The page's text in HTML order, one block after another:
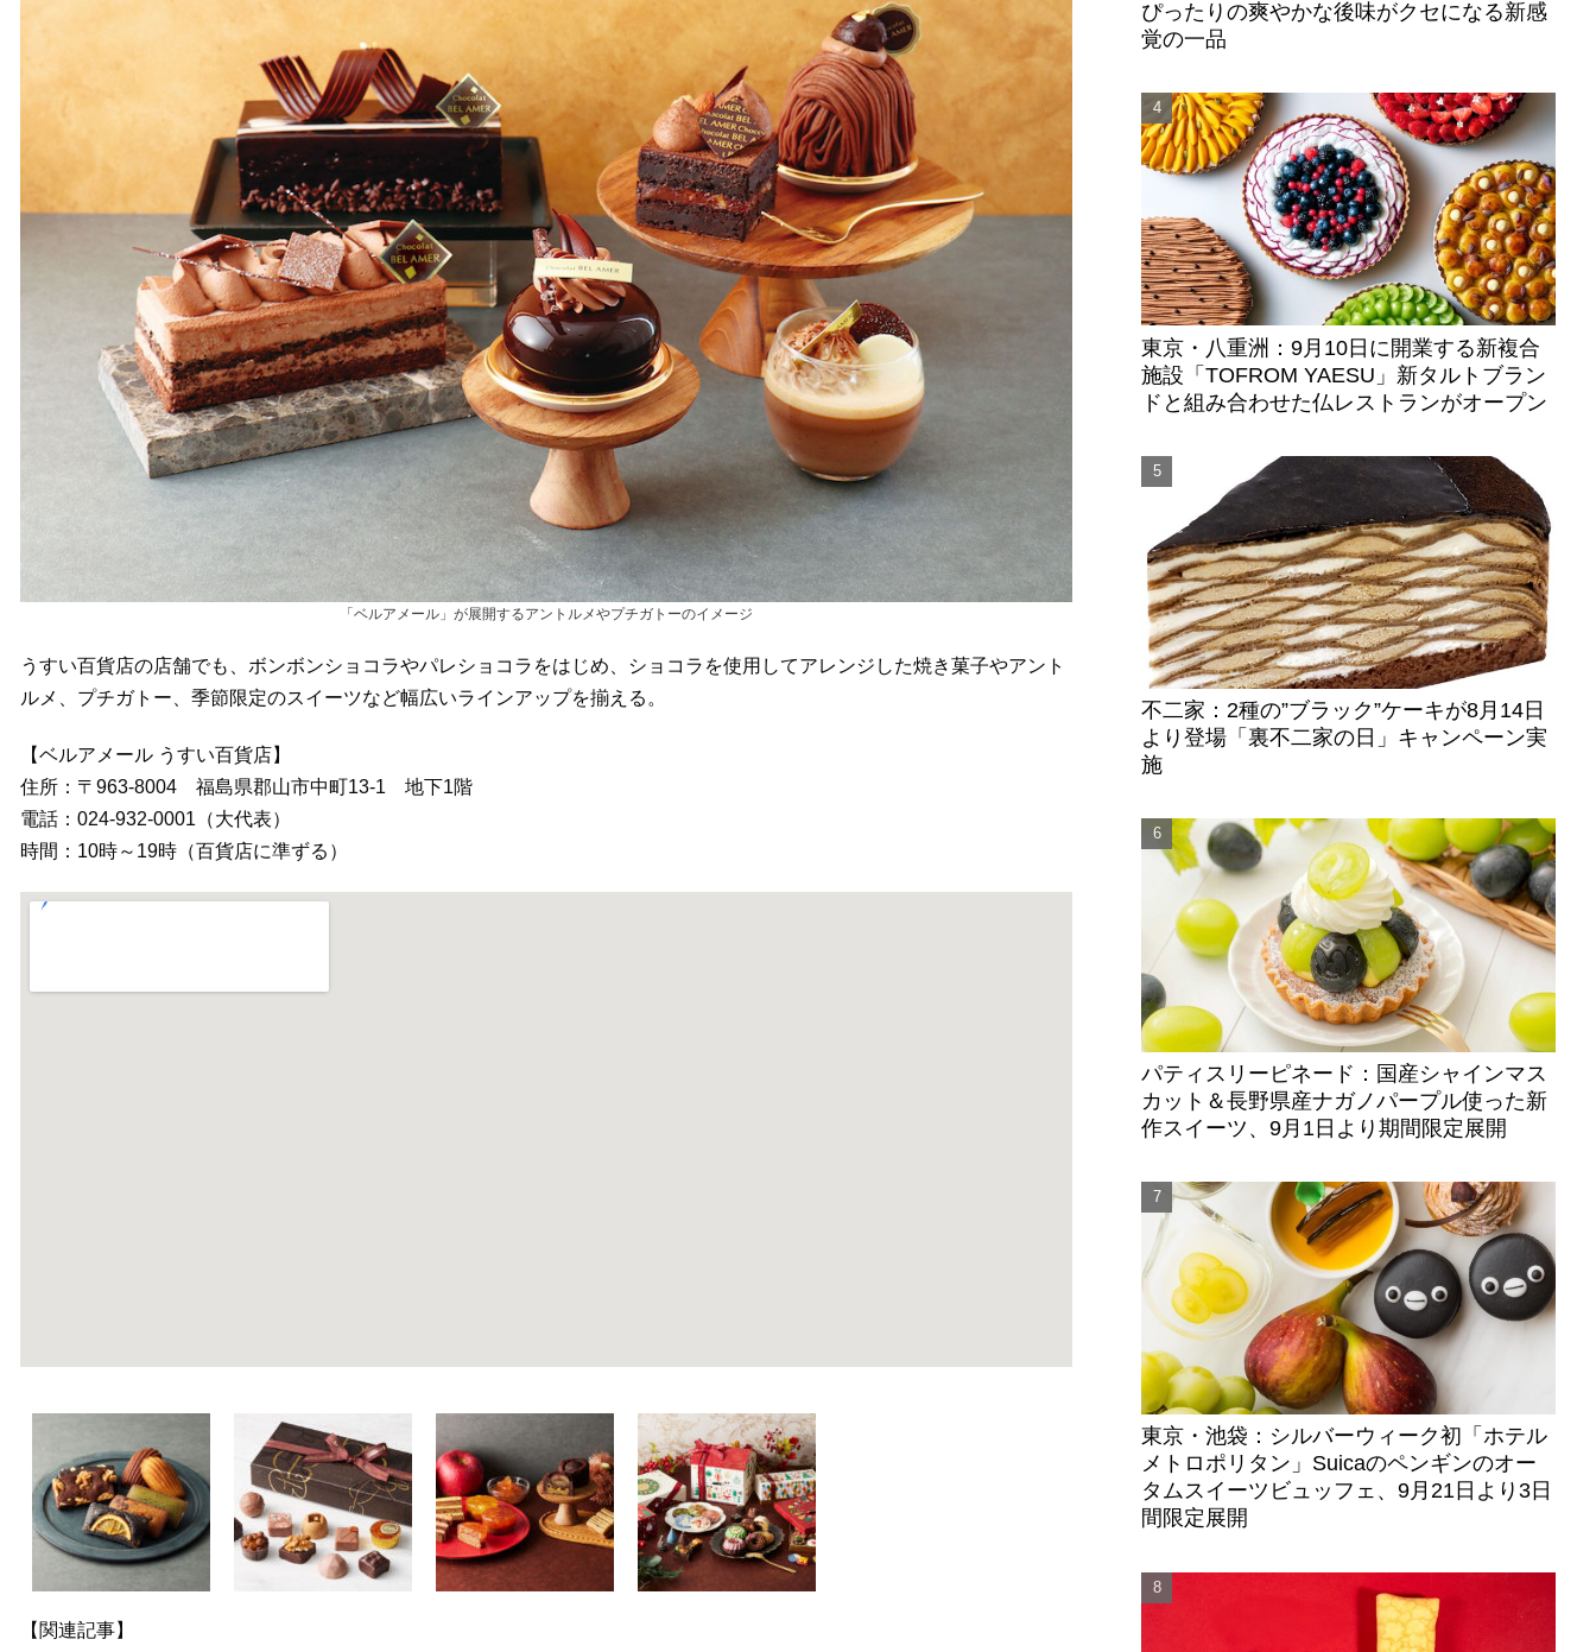
「ベルアメール」が展開するアントルメやプチガトーのイメージ
うすい百貨店の店舗でも、ボンボンショコラやパレショコラをはじめ、ショコラを使用してアレンジした焼き菓子やアント
ルメ、プチガトー、季節限定のスイーツなど幅広いラインアップを揃える。
【ベルアメール うすい百貨店】
住所：〒963-8004 福島県郡山市中町13-1 地下1階
電話：024-932-0001（大代表）
時間：10時～19時（百貨店に準ずる）
【関連記事】
ぴったりの爽やかな後味がクセになる新感
覚の一品
東京・八重洲：9月10日に開業する新複合
施設「TOFROM YAESU」新タルトブラン
ドと組み合わせた仏レストランがオープン
不二家：2種の”ブラック”ケーキが8月14日
より登場「裏不二家の日」キャンペーン実
施
パティスリーピネード：国産シャインマス
カット＆長野県産ナガノパープル使った新
作スイーツ、9月1日より期間限定展開
東京・池袋：シルバーウィーク初「ホテル
メトロポリタン」Suicaのペンギンのオー
タムスイーツビュッフェ、9月21日より3日
間限定展開